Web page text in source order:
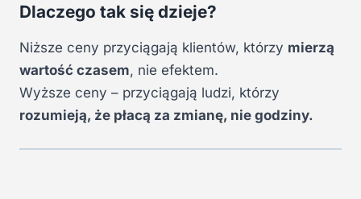
Dlaczego tak się dzieje?
Niższe ceny przyciągają klientów, którzy mierzą
wartość czasem, nie efektem.
Wyższe ceny – przyciągają ludzi, którzy
rozumieją, że płacą za zmianę, nie godziny.